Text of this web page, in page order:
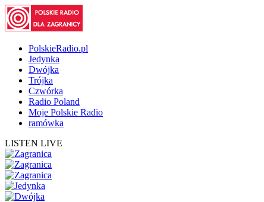
PolskieRadio.pl
Jedynka
Dwójka
Trójka
Czwórka
Radio Poland
Moje Polskie Radio
ramówka
LISTEN LIVE